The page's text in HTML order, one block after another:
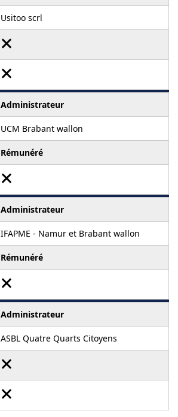
Usitoo scrl
Administrateur
UCM Brabant wallon
Rémunéré
Administrateur
IFAPME - Namur et Brabant wallon
Rémunéré
Administrateur
ASBL Quatre Quarts Citoyens